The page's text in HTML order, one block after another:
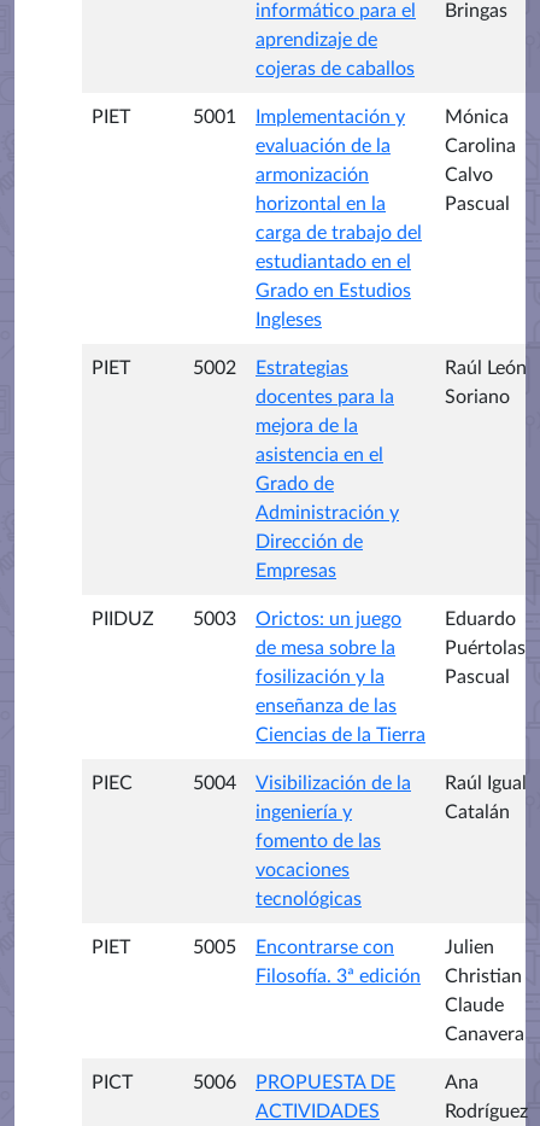
informático para el
aprendizaje de
cojeras de caballos
Bringas
PIET 5001
Implementación y
evaluación de la
armonización
horizontal en la
carga de trabajo del
estudiantado en el
Grado en Estudios
Ingleses
Mónica
Carolina
Calvo
Pascual
PIET 5002
Estrategias
docentes para la
mejora de la
asistencia en el
Grado de
Administración y
Dirección de
Empresas
Raúl León
Soriano
PIIDUZ 5003
Orictos: un juego
de mesa sobre la
fosilización y la
enseñanza de las
Ciencias de la Tierra
Eduardo
Puértolas
Pascual
PIEC 5004
Visibilización de la
ingeniería y
fomento de las
vocaciones
tecnológicas
Raúl Igual
Catalán
PIET 5005
Encontrarse con
Filosofía. 3ª edición
Julien
Christian
Claude
Canavera
PICT 5006
PROPUESTA DE
ACTIVIDADES
Ana
Rodríguez